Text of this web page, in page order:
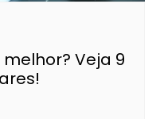
Veja 9